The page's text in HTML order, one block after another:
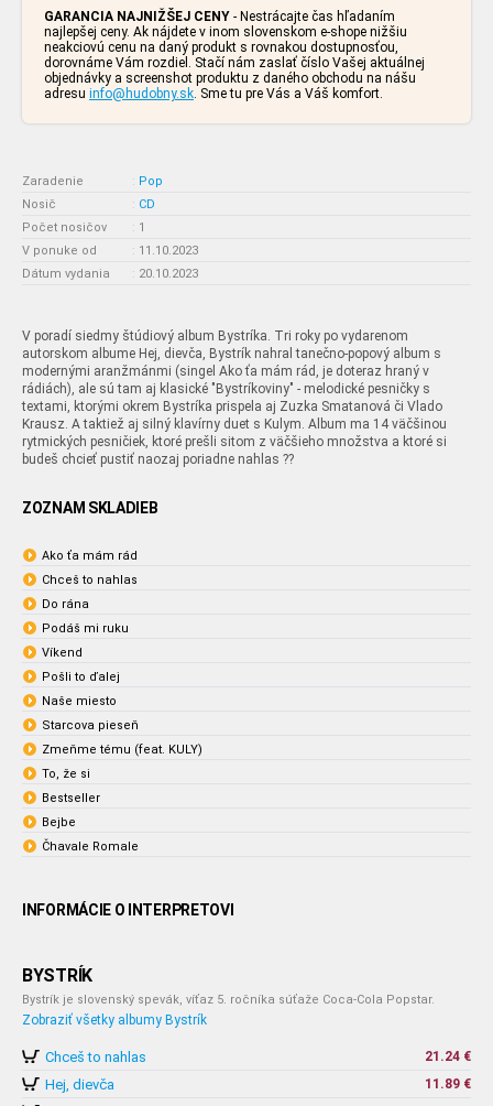
GARANCIA NAJNIŽŠEJ CENY - Nestrácajte čas hľadaním
najlepšej ceny. Ak nájdete v inom slovenskom e-shope nižšiu
neakciovú cenu na daný produkt s rovnakou dostupnosťou,
dorovnáme Vám rozdiel. Stačí nám zaslať číslo Vašej aktuálnej
objednávky a screenshot produktu z daného obchodu na nášu
adresu info@hudobny.sk. Sme tu pre Vás a Váš komfort.
Zaradenie : Pop
Nosič
: CD
Počet nosičov
: 1
V ponuke od
: 11.10.2023
Dátum vydania
: 20.10.2023
V poradí siedmy štúdiový album Bystríka. Tri roky po vydarenom
autorskom albume Hej, dievča, Bystrík nahral tanečno-popový album s
modernými aranžmánmi (singel Ako ťa mám rád, je doteraz hraný v
rádiách), ale sú tam aj klasické "Bystríkoviny" - melodické pesničky s
textami, ktorými okrem Bystríka prispela aj Zuzka Smatanová či Vlado
Krausz. A taktiež aj silný klavírny duet s Kulym. Album ma 14 väčšinou
rytmických pesničiek, ktoré prešli sitom z väčšieho množstva a ktoré si
budeš chcieť pustiť naozaj poriadne nahlas ??
ZOZNAM SKLADIEB
Ako ťa mám rád
Chceš to nahlas
Do rána
Podáš mi ruku
Víkend
Pošli to ďalej
Naše miesto
Starcova pieseň
Zmeňme tému (feat. KULY)
To, že si
Bestseller
Bejbe
Čhavale Romale
INFORMÁCIE O INTERPRETOVI
BYSTRÍK
Bystrík je slovenský spevák, víťaz 5. ročníka súťaže Coca-Cola Popstar.
Zobraziť všetky albumy Bystrík
Chceš to nahlas 21.24 €
Hej, dievča 11.89 €